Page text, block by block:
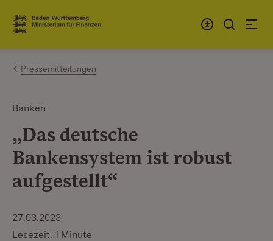
Zum Inhalt springen
Link zur Startseite
Pressemitteilungen
Banken
„Das deutsche
Bankensystem ist robust
aufgestellt“
27.03.2023
Lesezeit: 1 Minute